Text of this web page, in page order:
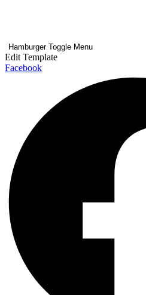
Hamburger Toggle Menu
Edit Template
Facebook